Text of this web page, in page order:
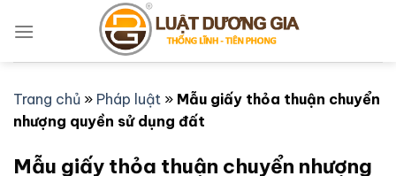
qua
Trang chủ » Pháp luật » Mẫu giấy thỏa thuận chuyển
nhượng quyền sử dụng đất
Mẫu giấy thỏa thuận chuyển nhượng